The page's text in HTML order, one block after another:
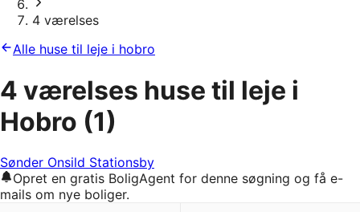
4 værelses
Alle huse til leje i hobro
4 værelses huse til leje i
Hobro (1)
Sønder Onsild Stationsby
Opret en gratis BoligAgent for denne søgning og få e-
mails om nye boliger.